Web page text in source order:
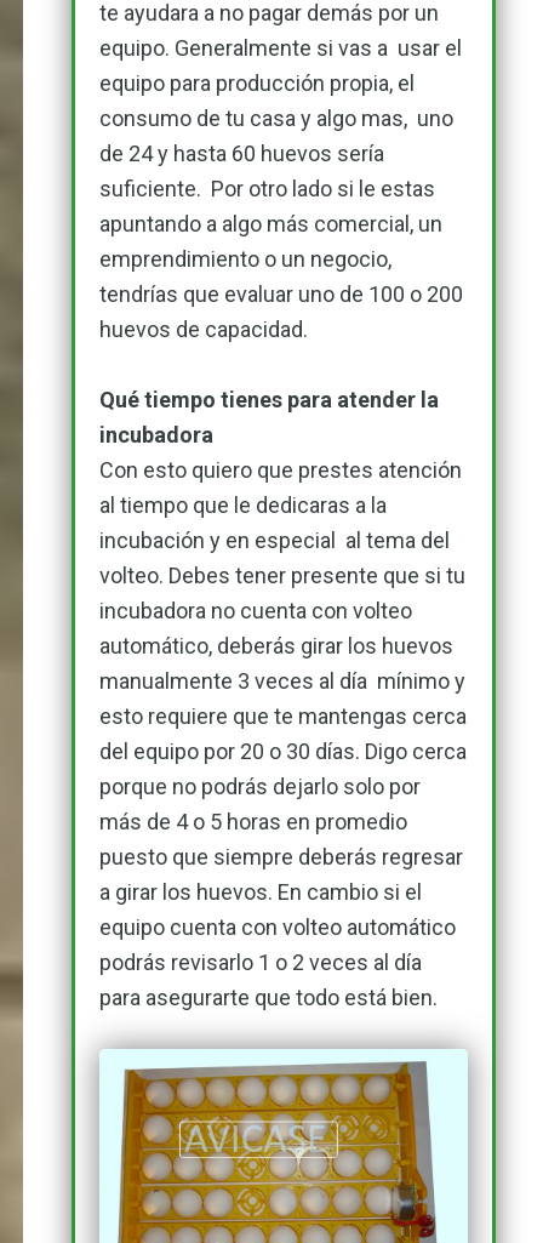
te ayudara a no pagar demás por un
equipo. Generalmente si vas a usar el
equipo para producción propia, el
consumo de tu casa y algo mas, uno
de 24 y hasta 60 huevos sería
suficiente. Por otro lado si le estas
apuntando a algo más comercial, un
emprendimiento o un negocio,
tendrías que evaluar uno de 100 o 200
huevos de capacidad.
Qué tiempo tienes para atender la
incubadora
Con esto quiero que prestes atención
al tiempo que le dedicaras a la
incubación y en especial al tema del
volteo. Debes tener presente que si tu
incubadora no cuenta con volteo
automático, deberás girar los huevos
manualmente 3 veces al día mínimo y
esto requiere que te mantengas cerca
del equipo por 20 o 30 días. Digo cerca
porque no podrás dejarlo solo por
más de 4 o 5 horas en promedio
puesto que siempre deberás regresar
a girar los huevos. En cambio si el
equipo cuenta con volteo automático
podrás revisarlo 1 o 2 veces al día
para asegurarte que todo está bien.